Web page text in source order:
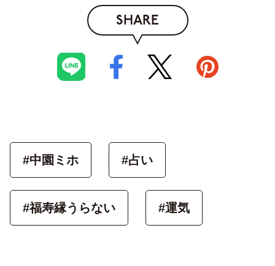
SHARE
#中園ミホ #占い
#福寿縁うらない #運気